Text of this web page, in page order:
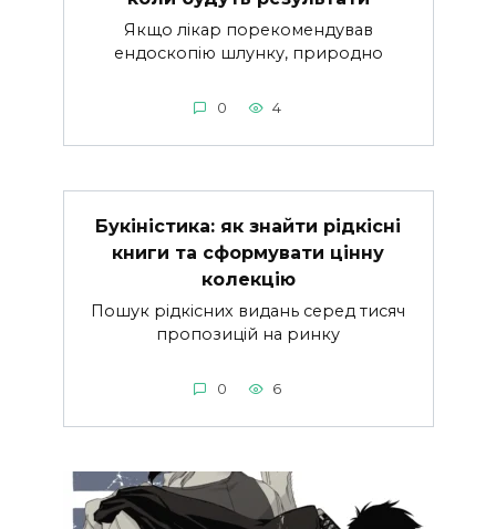
Якщо лікар порекомендував
ендоскопію шлунку, природно
0 4
Букіністика: як знайти рідкісні
книги та сформувати цінну
колекцію
Пошук рідкісних видань серед тисяч
пропозицій на ринку
0 6